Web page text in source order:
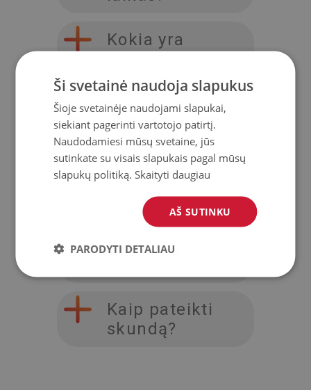
Kokia yra
kaina?
Ar galiu
užsisakyti
siuntimą į
užsienį?
Ką daryti, jei
pakuotė ateis
Kaip pateikti
skundą?
Ši svetainė naudoja slapukus
Šioje svetainėje naudojami slapukai,
siekiant pagerinti vartotojo patirtį.
Naudodamiesi mūsų svetaine, jūs
sutinkate su visais slapukais pagal mūsų
slapukų politiką.Skaityti daugiau
AŠ SUTINKU
PARODYTI DETALIAU